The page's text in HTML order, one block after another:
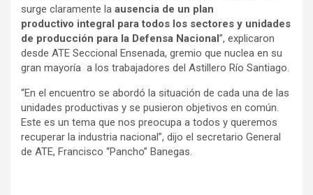
surge claramente la ausencia de un plan
productivo integral para todos los sectores y unidades
de producción para la Defensa Nacional”, explicaron
desde ATE Seccional Ensenada, gremio que nuclea en su
gran mayoría a los trabajadores del Astillero Río Santiago.
“En el encuentro se abordó la situación de cada una de las
unidades productivas y se pusieron objetivos en común.
Este es un tema que nos preocupa a todos y queremos
recuperar la industria nacional”, dijo el secretario General
de ATE, Francisco “Pancho” Banegas.